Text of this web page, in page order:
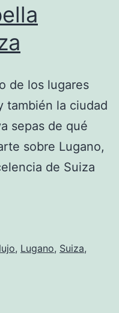
de los lugares
también la ciudad
sepas de qué
sobre Lugano,
de Suiza
, Lugano, Suiza,